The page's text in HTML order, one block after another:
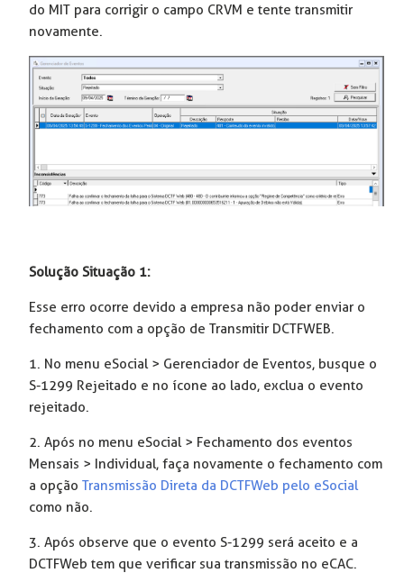
do MIT para corrigir o campo CRVM e tente transmitir
novamente.
Solução Situação 1:
Esse erro ocorre devido a empresa não poder enviar o
fechamento com a opção de Transmitir DCTFWEB.
1. No menu eSocial > Gerenciador de Eventos, busque o
S-1299 Rejeitado e no ícone ao lado, exclua o evento
rejeitado.
2. Após no menu eSocial > Fechamento dos eventos
Mensais > Individual, faça novamente o fechamento com
a opçãoTransmissão Direta da DCTFWeb pelo eSocial
como não.
3. Após observe que o evento S-1299 será aceito e a
DCTFWeb tem que verificar sua transmissão no eCAC.